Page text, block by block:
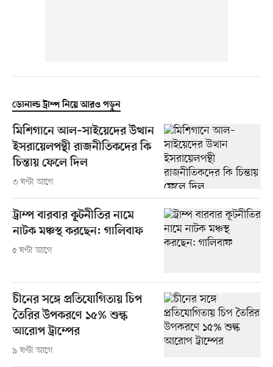
ডোনাল্ড ট্রাম্প নিয়ে আরও পড়ুন
মিশিগানে আল–সাইয়েদের উত্থান
ইসরায়েলপন্থী রাজনীতিকদের কি
চিন্তায় ফেলে দিল
৩ ঘণ্টা আগে
ট্রাম্প বারবার কূটনীতির নামে
নাটক মঞ্চস্থ করছেন: গালিবাফ
৫ ঘণ্টা আগে
চীনের সঙ্গে প্রতিযোগিতায় চিপ
তৈরির উপকরণে ১৫% শুল্ক
আরোপ ট্রাম্পের
৯ ঘণ্টা আগে